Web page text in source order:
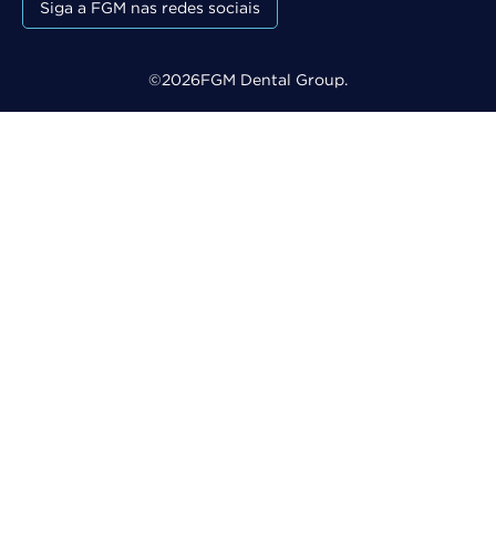
Siga a FGM nas redes sociais
©2026 FGM Dental Group.